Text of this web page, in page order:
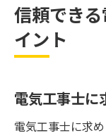
信頼でき
イント
電気工事士に
電気工事士に求